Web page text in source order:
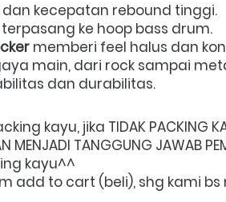
kecepatan rebound tinggi.
ke hoop bass drum.
memberi feel halus dan
main, dari rock sampai
dan durabilitas.
jika TIDAK PACKING KAYU
TANGGUNG JAWAB
kayu^^
add to cart (beli), shg kami